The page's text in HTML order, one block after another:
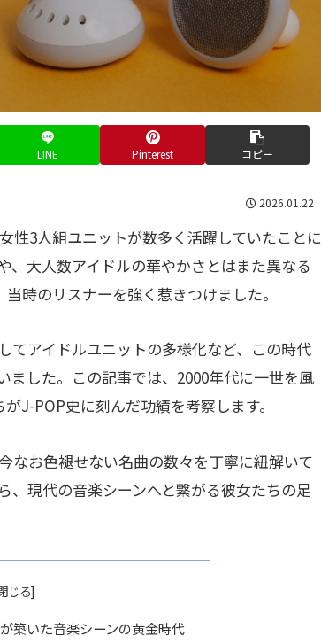
LINE Pinterest コピー
2026.01.22
性3人組ユニットが数多く活躍していたことに
、大人数アイドルの華やかさとはまた異なる
時のリスナーを強く惹きつけました。
てアイドルユニットの多様化など、この時代
ました。この記事では、2000年代に一世を風
J-POP史に刻んだ功績を考察します。
なお色褪せない名曲の数々を丁寧に紐解いて
、現代の音楽シーンへと繋がる彼女たちの足
築いた音楽シーンの黄金時代